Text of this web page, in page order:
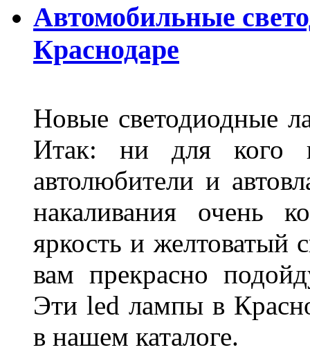
Автомобильные
Краснодаре
Новые светодиодные
Итак: ни для кого
автолюбители и
накаливания очень
яркость и желтоватый
вам прекрасно
Эти led лампы в
в нашем каталоге.